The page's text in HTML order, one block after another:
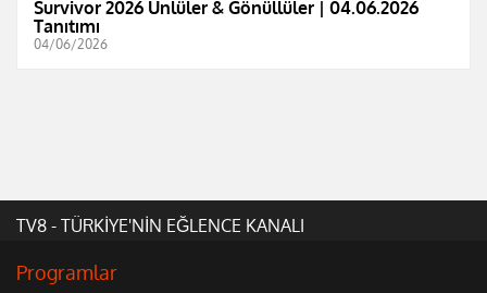
Survivor 2026 Ünlüler & Gönüllüler | 04.06.2026
Tanıtımı
04/06/2026
TV8 - TÜRKİYE'NİN EĞLENCE KANALI
Programlar